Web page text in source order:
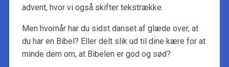
advent, hvor vi også skifter tekstrække.
Men hvornår har du sidst danset af glæde over, at
du har en Bibel? Eller delt slik ud til dine kære for at
minde dem om, at Bibelen er god og sød?